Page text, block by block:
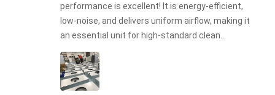
performance is excellent! It is energy-efficient,
low-noise, and delivers uniform airflow, making it
an essential unit for high-standard clean
production lines.